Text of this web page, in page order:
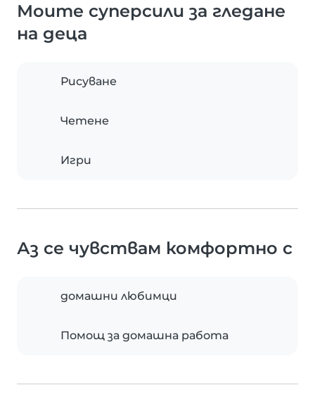
Моите суперсили за гледане
на деца
Рисуване
Четене
Игри
Аз се чувствам комфортно с
домашни любимци
Помощ за домашна работа